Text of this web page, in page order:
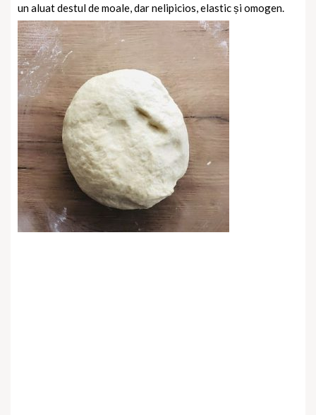
un aluat destul de moale, dar nelipicios, elastic și omogen.